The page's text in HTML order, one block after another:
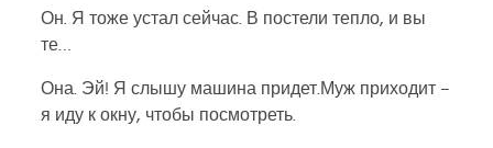
Он. Я тоже устал сейчас. В постели тепло, и вы
те…
Она. Эй! Я слышу машина придет.Муж приходит –
я иду к окну, чтобы посмотреть.